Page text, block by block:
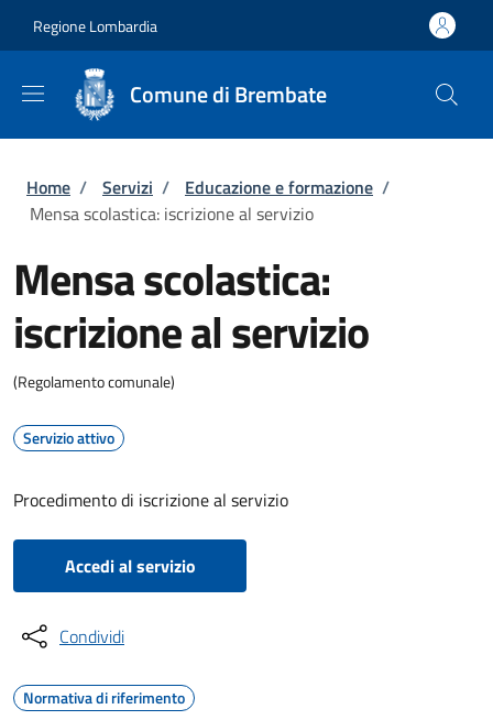
Regione Lombardia
Comune di Brembate
Briciole di pane
Home / Servizi / Educazione e formazione /
Mensa scolastica: iscrizione al servizio
Mensa scolastica:
iscrizione al servizio
(Regolamento comunale)
Servizio attivo
Procedimento di iscrizione al servizio
Accedi al servizio
Condividi
Normativa di riferimento